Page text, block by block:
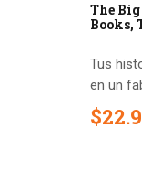
The
Books,
Tus
en un
$22.